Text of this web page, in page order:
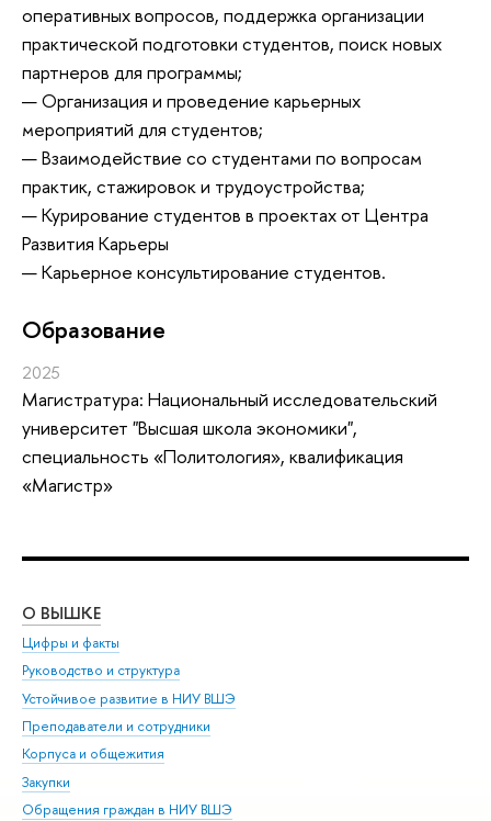
оперативных вопросов, поддержка организации
практической подготовки студентов, поиск новых
партнеров для программы;
— Организация и проведение карьерных
мероприятий для студентов;
— Взаимодействие со студентами по вопросам
практик, стажировок и трудоустройства;
— Курирование студентов в проектах от Центра
Развития Карьеры
— Карьерное консультирование студентов.
Oбразование
2025
Магистратура: Национальный исследовательский
университет "Высшая школа экономики",
специальность «Политология», квалификация
«Магистр»
О ВЫШКЕ
Цифры и факты
Руководство и структура
Устойчивое развитие в НИУ ВШЭ
Преподаватели и сотрудники
Корпуса и общежития
Закупки
Обращения граждан в НИУ ВШЭ